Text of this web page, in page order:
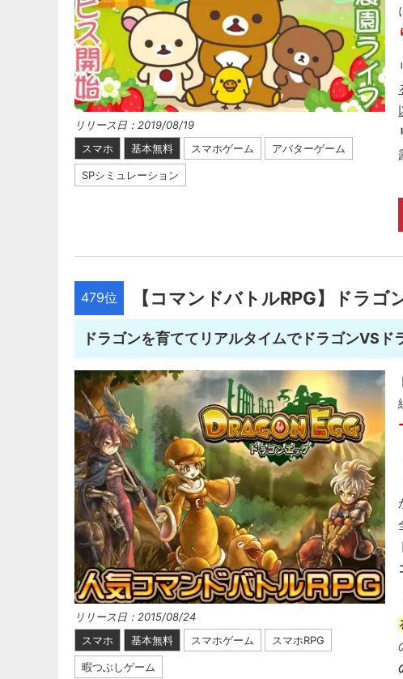
リリース日：2019/08/19
スマホ
基本無料 スマホゲーム アバターゲーム
SPシミュレーション
479位 【コマンドバトルRPG】ドラ
ドラゴンを育ててリアルタイムでドラゴンVSド
リリース日：2015/08/24
スマホ
基本無料 スマホゲーム スマホRPG
暇つぶしゲーム